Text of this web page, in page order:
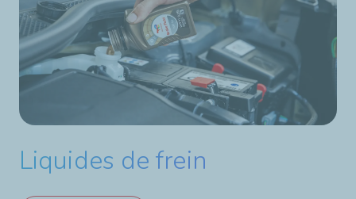
Liquides de frein